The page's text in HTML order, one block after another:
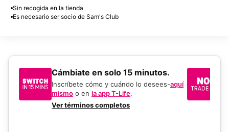
access_time Abrir
Vie.:9:00 a.m. a 8:00 p.m.
Mar.:9:00 a.m. a 8:00 p.m.
Mié.:9:00 a.m. a 8:00 p.m.
Jue.: 9:00 a.m. a 8:00 p.m.
location_on
951 N Milliken Ave Ontario, CA 91764
Sin recogida en la tienda
Es necesario ser socio de Sam's Club
​​​​​​​Cámbiate en solo 15 minutos.
Inscríbete cómo y cuándo lo desees-aquí
mismo o en la app T-Life.
Ver términos completos